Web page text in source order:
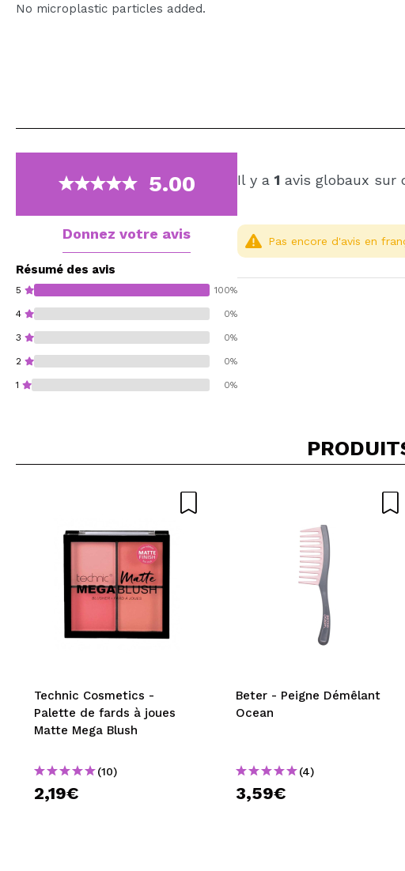
No microplastic particles added.
5.00
Donnez votre avis
Résumé des avis
5 100%
4 0%
3 0%
2 0%
1 0%
Il y a 1 avis globaux sur
ENVOYER
Pas encore d'avis en
Technic Cosmetics -
Palette de fards à joues
Matte Mega Blush
(10)
2,19€
Beter - Peigne Démêlant
Ocean
(4)
3,59€